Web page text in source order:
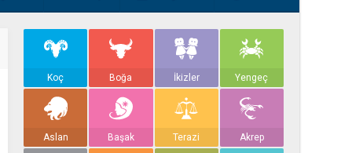
Koç Boğa İkizler Yengeç
Aslan Başak Terazi Akrep